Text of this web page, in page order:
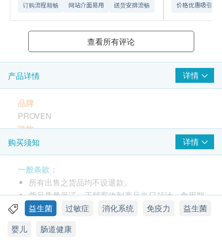
订购流程顺畅 网站介面易用 送货安排流畅 价格优惠吸引
查看所有评论
产品详情 详情
品牌
PROVEN
功效
ProVen 益生菌(合生原) 婴儿配方是专为初生婴儿配制
而成的益生菌补充剂。选用世界专利LAB4b 益生菌配
方, 超过15多年的临床实证, 专利益生菌有以下功效：
提升肠道健康及免疫力
抑压坏菌繁殖，适合腹泻时使用
帮助排便，促进消化系统健康(适合呕奶、胀气、
便秘、胃口欠佳)
减低婴儿过敏体质的产生
购买须知 详情
一般条款：
所有出售之货品均不设退款。
货品质量保证，于顾客收到产品当日起计，食用期
应最少有9个月或以上。
如有任何争议，Pony Supermarket 及 健康网购
益生菌 过敏症 消化系统 免疫力
益生菌
婴儿
肠道健康